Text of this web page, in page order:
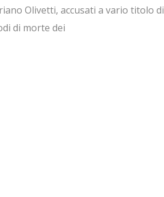
Olivetti, accusati a vario titolo di
di morte dei